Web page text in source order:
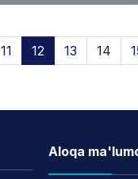
11 12 13 14
Aloqa